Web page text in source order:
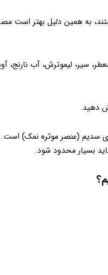
به همین دلیل بهتر است
سیر، لیموترش، آب نارنج،
دهید.
سدیم (عنصر موثره نمک) است.
بسیار محدود شود.